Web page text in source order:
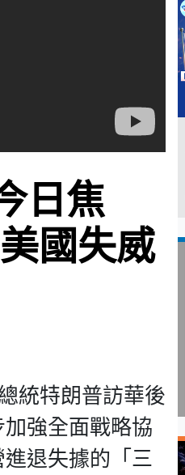
日焦
國失威
統特朗普訪華後
強全面戰略協
退失據的「三